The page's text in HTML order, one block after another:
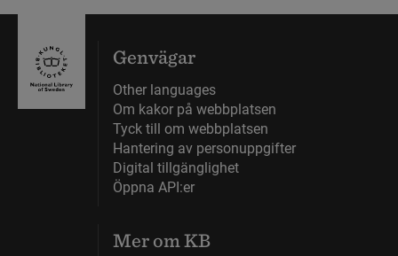
Genvägar
Other languages
Om kakor på webbplatsen
Tyck till om webbplatsen
Hantering av personuppgifter
Digital tillgänglighet
Öppna API:er
Mer om KB